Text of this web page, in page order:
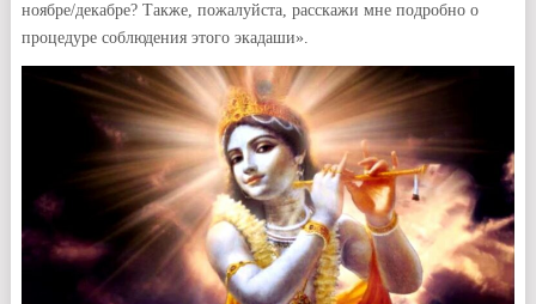
ноябре/декабре? Также, пожалуйста, расскажи мне подробно о
процедуре соблюдения этого экадаши».